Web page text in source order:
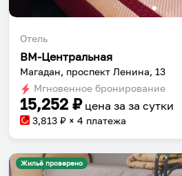
Отель
ВМ-Центральная
Магадан, проспект Ленина, 13
Мгновенное бронирование
15,252 ₽ цена за за сутки
3,813 ₽ × 4 платежа
Жильё проверено